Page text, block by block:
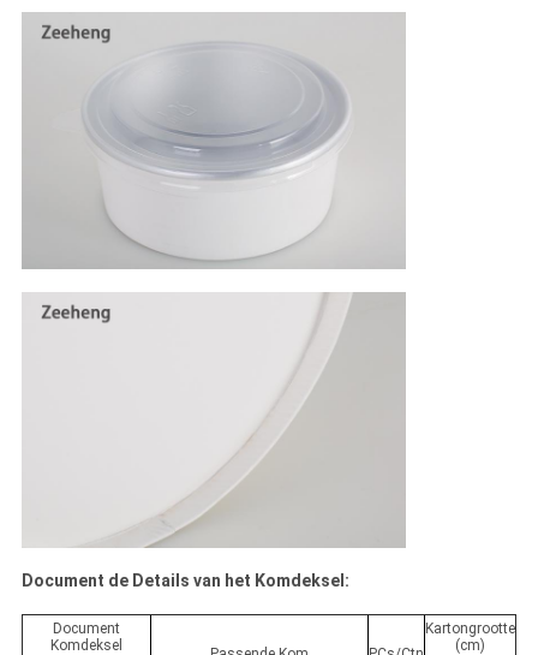
Document de Details van het Komdeksel:
Document
Komdeksel
Kartongrootte
(cm)